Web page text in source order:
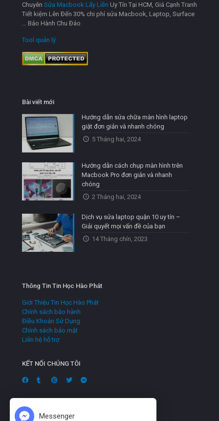
Chuyên Sửa Macbook Lấy Liền Uy Tín Tại HCM, Giá Cạnh Tranh
Tiết kiệm Lên Đến 30% chi phí sửa Macbook, Laptop, Surface
... Bảo Hành Chu Đáo
Tool quản lý
Bài viết mới
Hướng dẫn sửa chữa màn hình laptop
giật đơn giản và nhanh chóng
5 Tháng hai, 2024
Hướng dẫn cách chụp màn hình trên
Macbook Pro đơn giản và nhanh
chóng
2 Tháng hai, 2024
Dịch vụ sửa laptop quận 10 uy tín –
Giải quyết mọi vấn đề của bạn
14 Tháng chín, 2023
Thông Tin Tin Học Hào Phát
Giới Thiệu Tin Học Hào Phát
Chính sách bảo hành
Điều Khoản Sử Dụng
Chính sách bảo mật
Liên hệ hỗ trợ
KẾT NỐI CHÚNG TÔI
Messenger